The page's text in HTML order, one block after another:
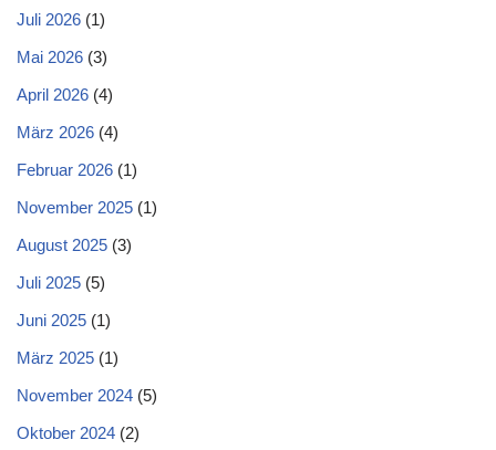
Juli 2026 (1)
Mai 2026 (3)
April 2026 (4)
März 2026 (4)
Februar 2026 (1)
November 2025 (1)
August 2025 (3)
Juli 2025 (5)
Juni 2025 (1)
März 2025 (1)
November 2024 (5)
Oktober 2024 (2)